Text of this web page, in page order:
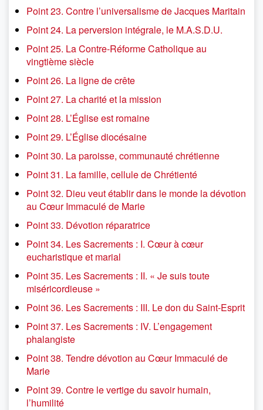
Point 23. Contre l’universalisme de Jacques Maritain
Point 24. La perversion intégrale, le M.A.S.D.U.
Point 25. La Contre-Réforme Catholique au
vingtième siècle
Point 26. La ligne de crête
Point 27. La charité et la mission
Point 28. L’Église est romaine
Point 29. L’Église diocésaine
Point 30. La paroisse, communauté chrétienne
Point 31. La famille, cellule de Chrétienté
Point 32. Dieu veut établir dans le monde la dévotion
au Cœur Immaculé de Marie
Point 33. Dévotion réparatrice
Point 34. Les Sacrements : I. Cœur à cœur
eucharistique et marial
Point 35. Les Sacrements : II. « Je suis toute
miséricordieuse »
Point 36. Les Sacrements : III. Le don du Saint-Esprit
Point 37. Les Sacrements : IV. L’engagement
phalangiste
Point 38. Tendre dévotion au Cœur Immaculé de
Marie
Point 39. Contre le vertige du savoir humain,
l’humilité